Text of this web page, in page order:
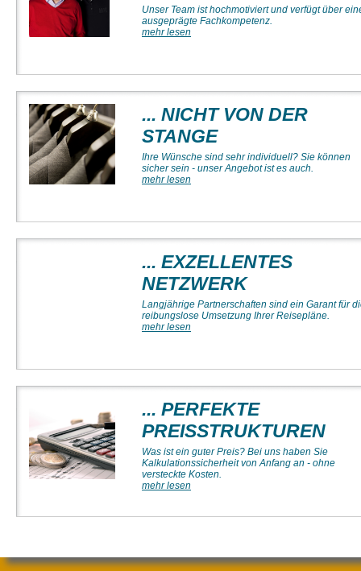
Unser Team ist hochmotiviert und verfügt über
ausgeprägte Fachkompetenz.
mehr lesen
... NICHT VON DER
STANGE
Ihre Wünsche sind sehr individuell? Sie können
sicher sein - unser Angebot ist es auch.
mehr lesen
... EXZELLENTES
NETZWERK
Langjährige Partnerschaften sind ein Garant für
reibungslose Umsetzung Ihrer Reisepläne.
mehr lesen
... PERFEKTE
PREISSTRUKTUREN
Was ist ein guter Preis? Bei uns haben Sie
Kalkulationssicherheit von Anfang an - ohne
versteckte Kosten.
mehr lesen